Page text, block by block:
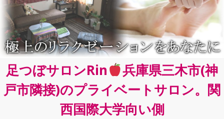
キ
ッ
プ
足つぼサロンRin
兵庫県三木市(神
戸市隣接)のプライベートサロン。関
西国際大学向い側